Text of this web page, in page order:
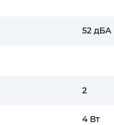
52 дБА
2
4 Вт